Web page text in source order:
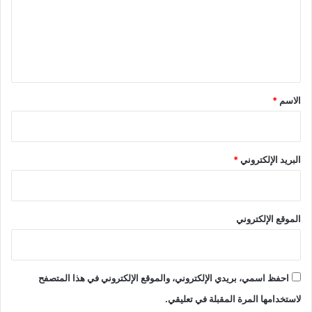
*
الاسم *
البريد الإلكتروني*
الموقع الإلكتروني
احفظ اسمي، بريدي الإلكتروني، والموقع الإلكتروني في هذا المتصفح
لاستخدامها المرة المقبلة في تعليقي.